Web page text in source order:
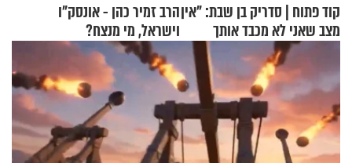
קוד פתוח | סדריק בן שבת: "אין
מצב שאני לא מכבד אותך
בבוקר בהנחת תפילין"
הרב זמיר כהן - אונסק"ו
וישראל, מי מנצח?